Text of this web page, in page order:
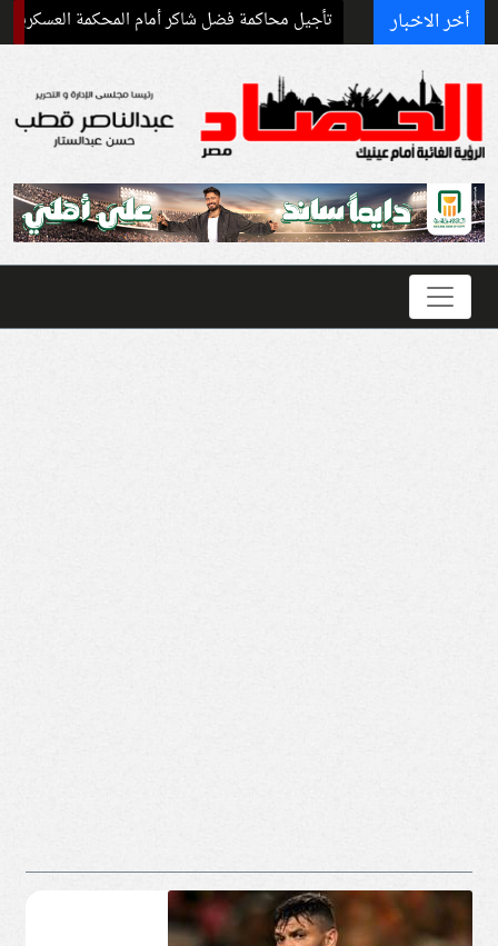
أخر الاخبار تأجيل محاكمة فضل شاكر أمام المحكمة العسكرية إلى